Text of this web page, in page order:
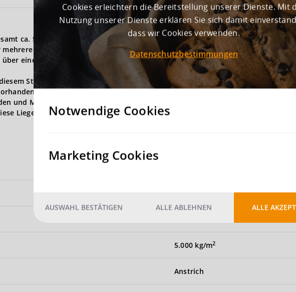
ca. 5.000 m² Lager- und Produktionsfläche zur Verfügung
ebenerdige Hallentore statt
eine eigene Zufahrt sowie einen großzügigen Hof, in dem LKWs problemlos
Standort möglich
und Mitarbeiter stehen in ausreichender Anzahl zur Verfügung
Liegenschaft verkehrstechnisch ausgesprochen attraktiv gelegen
5.000 kg/m2
Anstrich
Cookies erleichtern die Bereitstellung unserer Dienste. Mit
Nutzung unserer Dienste erklären Sie sich damit
dass wir Cookies verwenden.
Datenschutzbestimmungen
Notwendige Cookies
Marketing Cookies
AUSWAHL BESTÄTIGEN ALLE ABLEHNEN ALLE